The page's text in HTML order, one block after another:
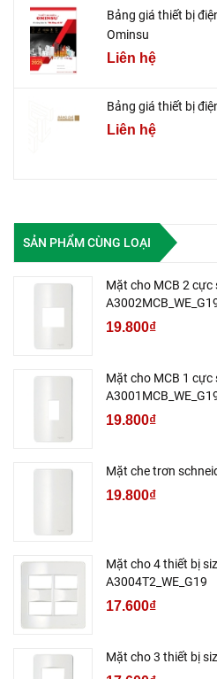
Bảng giá thiết bị
Ominsu
Liên hệ
Bảng giá thiết bị
Liên hệ
SẢN PHẨM CÙNG LOẠI
Mặt cho MCB 2 cực
19.800₫
Mặt cho MCB 1 cực
19.800₫
Mặt che trơn
19.800₫
Mặt cho 4 thiết bị
A3004T2_WE_G19
17.600₫
Mặt cho 3 thiết bị